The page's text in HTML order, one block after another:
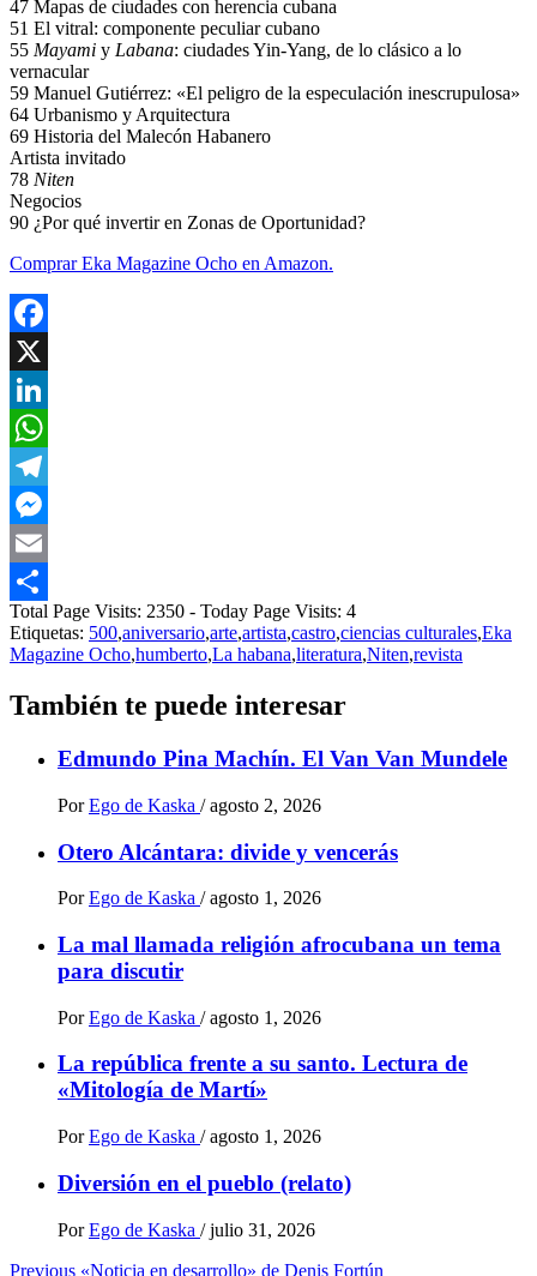
47 Mapas de ciudades con herencia cubana
51 El vitral: componente peculiar cubano
55 Mayami y Labana: ciudades Yin-Yang, de lo clásico a lo
vernacular
59 Manuel Gutiérrez: «El peligro de la especulación inescrupulosa»
64 Urbanismo y Arquitectura
69 Historia del Malecón Habanero
Artista invitado
78 Niten
Negocios
90 ¿Por qué invertir en Zonas de Oportunidad?
Comprar Eka Magazine Ocho en Amazon.
Facebook
X
LinkedIn
WhatsApp
Telegram
Messenger
Email
Compartir
Total Page Visits: 2350 - Today Page Visits: 4
Etiquetas: 500,aniversario,arte,artista,castro,ciencias culturales,Eka
Magazine Ocho,humberto,La habana,literatura,Niten,revista
También te puede interesar
Edmundo Pina Machín. El Van Van Mundele
Por Ego de Kaska / agosto 2, 2026
Otero Alcántara: divide y vencerás
Por Ego de Kaska / agosto 1, 2026
La mal llamada religión afrocubana un tema
para discutir
Por Ego de Kaska / agosto 1, 2026
La república frente a su santo. Lectura de
«Mitología de Martí»
Por Ego de Kaska / agosto 1, 2026
Diversión en el pueblo (relato)
Por Ego de Kaska / julio 31, 2026
Previous «Noticia en desarrollo» de Denis Fortún